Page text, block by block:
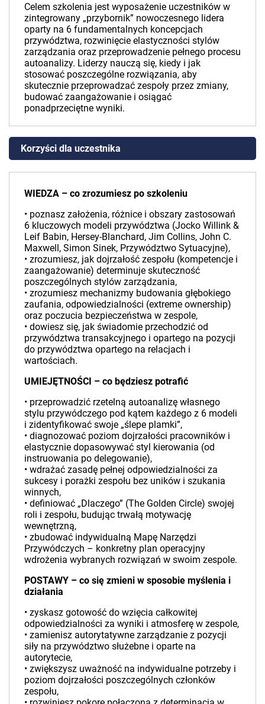
Celem szkolenia jest wyposażenie uczestników w
zintegrowany „przybornik” nowoczesnego lidera
oparty na 6 fundamentalnych koncepcjach
przywództwa, rozwinięcie elastyczności stylów
zarządzania oraz przeprowadzenie pełnego procesu
autoanalizy. Liderzy nauczą się, kiedy i jak
stosować poszczególne rozwiązania, aby
skutecznie przeprowadzać zespoły przez zmiany,
budować zaangażowanie i osiągać
ponadprzeciętne wyniki.
Korzyści dla uczestnika
WIEDZA – co zrozumiesz po szkoleniu
• poznasz założenia, różnice i obszary zastosowań
6 kluczowych modeli przywództwa (Jocko Willink &
Leif Babin, Hersey-Blanchard, Jim Collins, John C.
Maxwell, Simon Sinek, Przywództwo Sytuacyjne),
• zrozumiesz, jak dojrzałość zespołu (kompetencje i
zaangażowanie) determinuje skuteczność
poszczególnych stylów zarządzania,
• zrozumiesz mechanizmy budowania głębokiego
zaufania, odpowiedzialności (extreme ownership)
oraz poczucia bezpieczeństwa w zespole,
• dowiesz się, jak świadomie przechodzić od
przywództwa transakcyjnego i opartego na pozycji
do przywództwa opartego na relacjach i
wartościach.
UMIEJĘTNOŚCI – co będziesz potrafić
• przeprowadzić rzetelną autoanalizę własnego
stylu przywódczego pod kątem każdego z 6 modeli
i zidentyfikować swoje „ślepe plamki”,
• diagnozować poziom dojrzałości pracowników i
elastycznie dopasowywać styl kierowania (od
instruowania po delegowanie),
• wdrażać zasadę pełnej odpowiedzialności za
sukcesy i porażki zespołu bez uników i szukania
winnych,
• definiować „Dlaczego” (The Golden Circle) swojej
roli i zespołu, budując trwałą motywację
wewnętrzną,
• zbudować indywidualną Mapę Narzędzi
Przywódczych – konkretny plan operacyjny
wdrożenia wybranych rozwiązań w swoim zespole.
POSTAWY – co się zmieni w sposobie myślenia i
działania
• zyskasz gotowość do wzięcia całkowitej
odpowiedzialności za wyniki i atmosferę w zespole,
• zamienisz autorytatywne zarządzanie z pozycji
siły na przywództwo służebne i oparte na
autorytecie,
• zwiększysz uważność na indywidualne potrzeby i
poziom dojrzałości poszczególnych członków
zespołu,